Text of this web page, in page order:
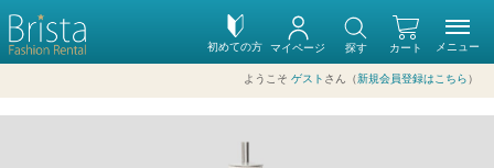
初めての方 カート
マイページ 探す
ようこそ ゲスト さん（新規会員登録はこちら ）
メニュー